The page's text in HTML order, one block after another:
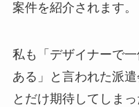
案件を紹介されます。
私も「デザイナーで
ある」と言われた派
とだけ期待してしま